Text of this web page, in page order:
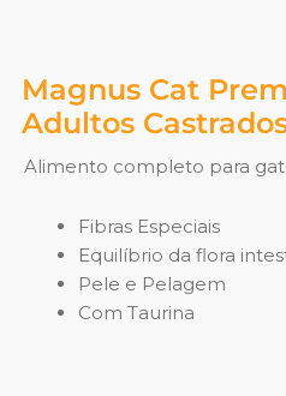
Magnus Cat
Adultos
Alimento completo para
Fibras Especiais
Equilíbrio da flora
Pele e Pelagem
Com Taurina